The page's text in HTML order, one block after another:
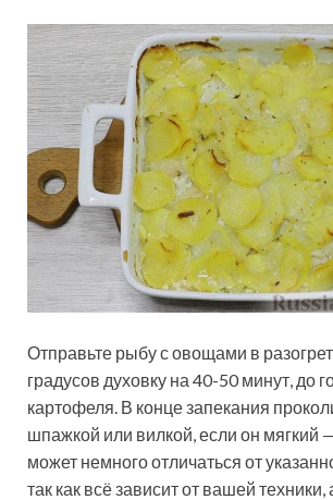
Отправьте рыбу с овощами в
градусов духовку на 40-50 минут, до
картофеля. В конце запекания
шпажкой или вилкой, если он мягкий
может немного отличаться от
так как всё зависит от вашей техники,